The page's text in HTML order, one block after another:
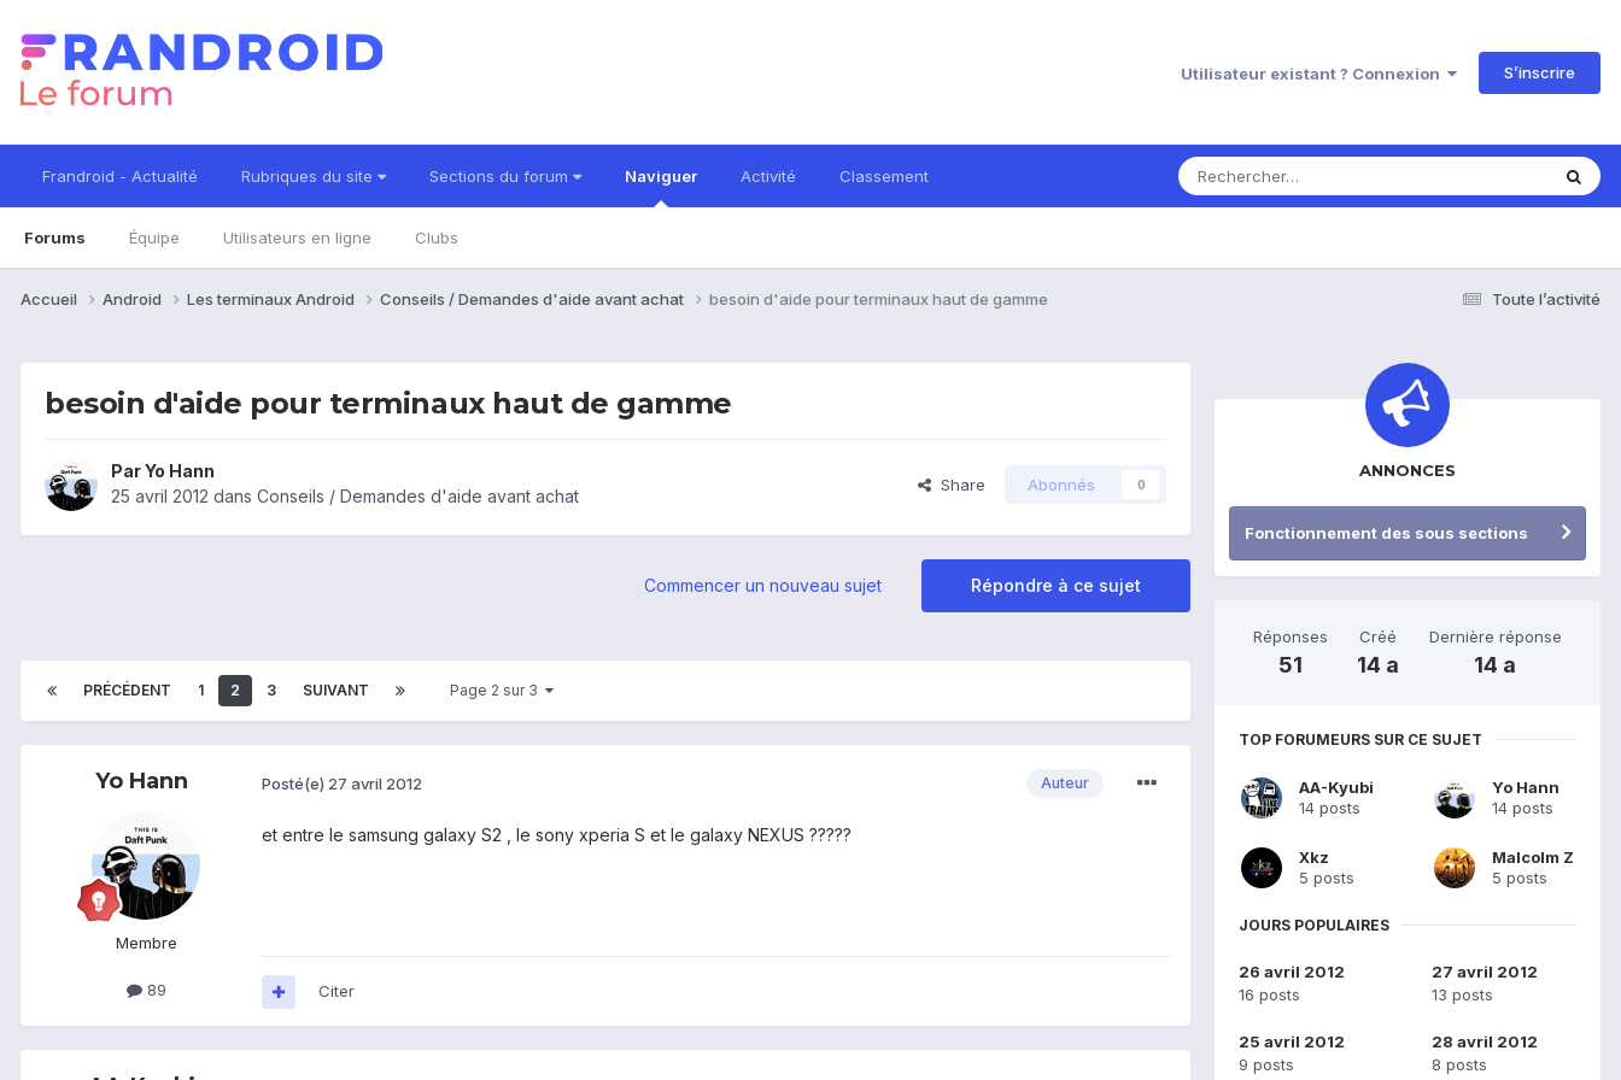
Utilisateur existant ? Connexion S’inscrire
Frandroid - Actualité Rubriques du site Sections du forum Naviguer
Forums Équipe Utilisateurs en ligne Clubs
Activité Classement
Toute l’activité
Accueil Android Les terminaux Android Conseils / Demandes d'aide avant achat besoin d'aide pour terminaux haut de gamme
besoin d'aide pour terminaux haut de gamme
ParYo Hann
25 avril 2012 dans Conseils / Demandes d'aide avant achat
Share Abonnés 0
Répondre à ce sujet
Commencer un nouveau sujet
PRÉCÉDENT 1 2 3 SUIVANT Page 2 sur 3
Yo Hann
Membre
89
Auteur
Posté(e) 27 avril 2012
et entre le samsung galaxy S2 , le sony xperia S et le galaxy NEXUS ?????
Citer
ANNONCES
Fonctionnement des sous sections
Réponses
51
Créé
14 a
Dernière réponse
14 a
TOP FORUMEURS SUR CE SUJET
AA-Kyubi
14 posts
Yo Hann
14 posts
Xkz
5 posts
Malcolm Z
5 posts
JOURS POPULAIRES
26 avril 2012
16 posts
27 avril 2012
13 posts
25 avril 2012
9 posts
28 avril 2012
8 posts